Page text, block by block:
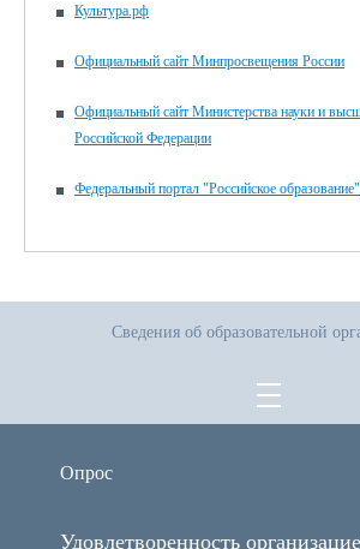
Культура.рф
Официальный сайт Минпросвещения России
Официальный сайт Министерства науки и
Российской Федерации
Федеральный портал "Российское образование"
Сведения об образовательной
Опрос
Удовлетворенность